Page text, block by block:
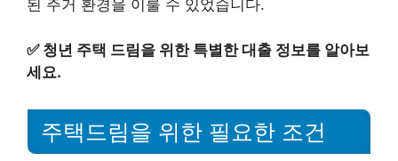
된 주거 환경을 이룰 수 있었습니다.
✅ 청년 주택 드림을 위한 특별한 대출 정보를 알아보
세요.
주택드림을 위한 필요한 조건